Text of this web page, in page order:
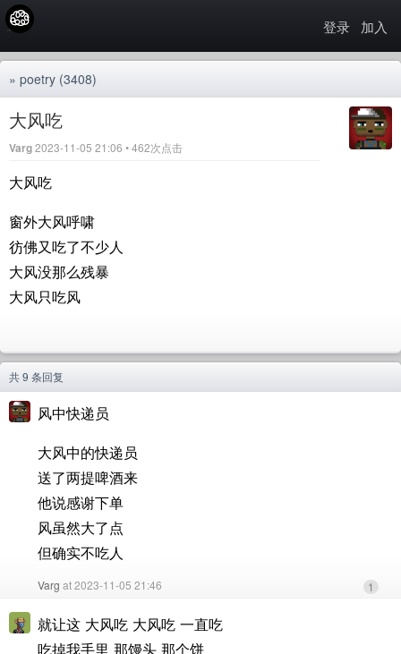
登录 加入
» poetry (3408)
大风吃
Varg2023-11-05 21:06 • 462次点击
大风吃
窗外大风呼啸
彷佛又吃了不少人
大风没那么残暴
大风只吃风
共 9 条回复
风中快递员
大风中的快递员
送了两提啤酒来
他说感谢下单
风虽然大了点
但确实不吃人
Varg at 2023-11-05 21:46 1
就让这 大风吃 大风吃 一直吃
吃掉我手里 那馒头 那个饼